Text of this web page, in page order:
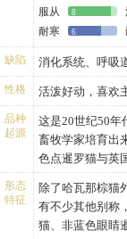
服从 8
耐寒 6
缺陷 消化系统、呼吸
性格 活泼好动，喜欢
品种
起源
这是20世纪50年
畜牧学家培育出
色点暹罗猫与英
杂交品种。由于
鼻子都是褐色的
哈瓦那雪茄烟颜
名为哈瓦那猫，
形态
特征
除了哈瓦那棕猫
有不少其他别称
猫、非蓝色眼睛